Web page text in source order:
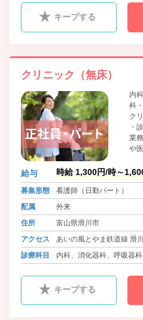
キープする
クリニック（無床）
内
科
ク
・
業
や
給与 時給 1,300円/時～
募集形態
看護師（日勤パート）
配属
外来
住所
富山県滑川市
アクセス
あいの風とやま鉄道線 滑
診療科目
内科、消化器科、呼吸器
キープする